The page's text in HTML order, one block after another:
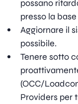
possano
presso la
Aggiornare il
possibile.
Tenere sotto
(OCC/
Providers per